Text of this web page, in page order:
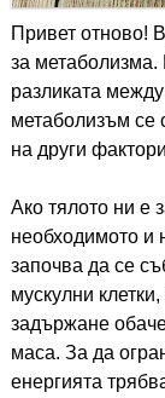
Привет отново!
за метаболизма.
разликата
метаболизъм се
на други
Ако тялото ни е
необходимото и
започва да се
мускулни
задържане
маса. За да
енергията